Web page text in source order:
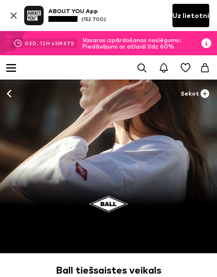
ABOUT YOU App
(152 700) Uz lietotni
03D. 12H 45M 36 S
Vasaras izpārdošanas noslēgums:
Piedāvājumi ar atlaidi līdz 60%
Sekot
Ball tiešsaistes veikals